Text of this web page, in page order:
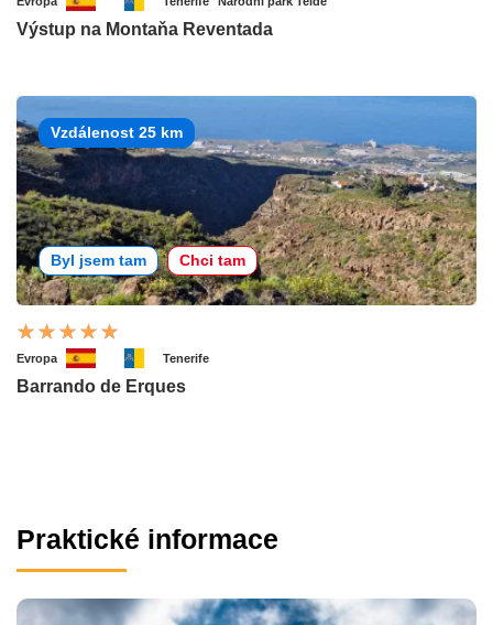
Výstup na Montaňa Reventada
Vzdálenost 25 km
Byl jsem tam Chci tam
Evropa Tenerife
Barrando de Erques
Praktické informace